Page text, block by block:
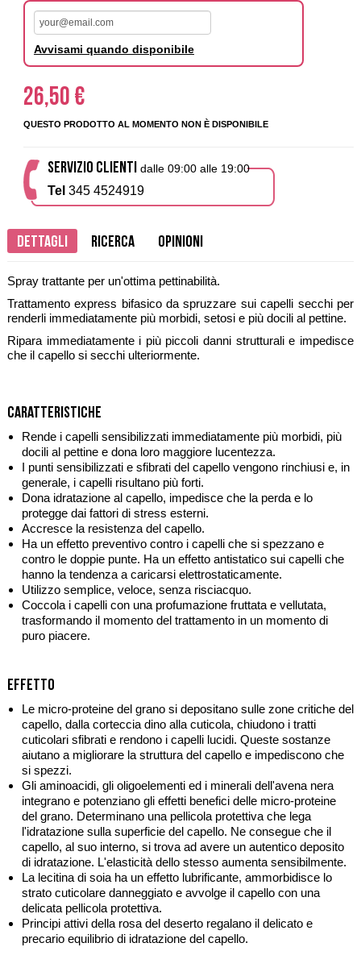
Avvisami quando disponibile
26,50 €
QUESTO PRODOTTO AL MOMENTO NON È DISPONIBILE
SERVIZIO CLIENTI dalle 09:00 alle 19:00
Tel 345 4524919
Dettagli Ricerca Opinioni
Spray trattante per un'ottima pettinabilità.
Trattamento express bifasico da spruzzare sui capelli secchi per
renderli immediatamente più morbidi, setosi e più docili al pettine.
Ripara immediatamente i più piccoli danni strutturali e impedisce
che il capello si secchi ulteriormente.
Caratteristiche
Rende i capelli sensibilizzati immediatamente più morbidi, più
docili al pettine e dona loro maggiore lucentezza.
I punti sensibilizzati e sfibrati del capello vengono rinchiusi e, in
generale, i capelli risultano più forti.
Dona idratazione al capello, impedisce che la perda e lo
protegge dai fattori di stress esterni.
Accresce la resistenza del capello.
Ha un effetto preventivo contro i capelli che si spezzano e
contro le doppie punte. Ha un effetto antistatico sui capelli che
hanno la tendenza a caricarsi elettrostaticamente.
Utilizzo semplice, veloce, senza risciacquo.
Coccola i capelli con una profumazione fruttata e vellutata,
trasformando il momento del trattamento in un momento di
puro piacere.
Effetto
Le micro-proteine del grano si depositano sulle zone critiche del
capello, dalla corteccia dino alla cuticola, chiudono i tratti
cuticolari sfibrati e rendono i capelli lucidi. Queste sostanze
aiutano a migliorare la struttura del capello e impediscono che
si spezzi.
Gli aminoacidi, gli oligoelementi ed i minerali dell'avena nera
integrano e potenziano gli effetti benefici delle micro-proteine
del grano. Determinano una pellicola protettiva che lega
l'idratazione sulla superficie del capello. Ne consegue che il
capello, al suo interno, si trova ad avere un autentico deposito
di idratazione. L'elasticità dello stesso aumenta sensibilmente.
La lecitina di soia ha un effetto lubrificante, ammorbidisce lo
strato cuticolare danneggiato e avvolge il capello con una
delicata pellicola protettiva.
Principi attivi della rosa del deserto regalano il delicato e
precario equilibrio di idratazione del capello.